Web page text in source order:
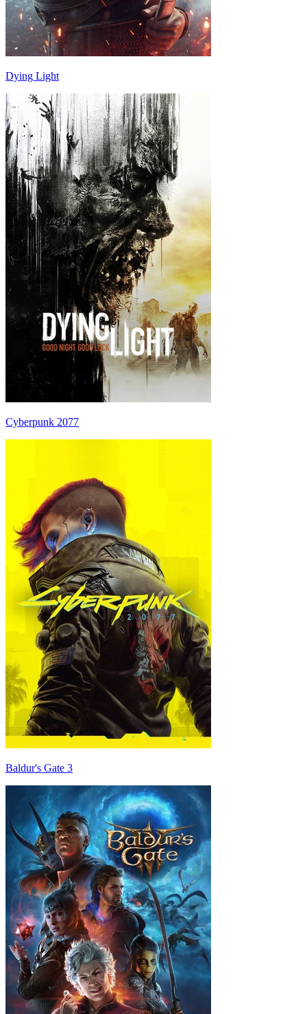
Dying Light
Cyberpunk 2077
Baldur's Gate 3